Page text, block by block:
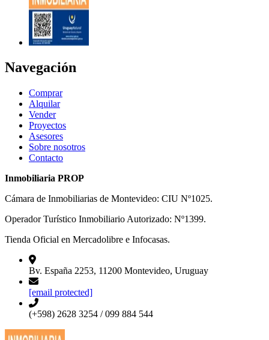
Navegación
Comprar
Alquilar
Vender
Proyectos
Asesores
Sobre nosotros
Contacto
Inmobiliaria PROP
Cámara de Inmobiliarias de Montevideo: CIU Nº1025.
Operador Turístico Inmobiliario Autorizado: Nº1399.
Tienda Oficial en Mercadolibre e Infocasas.
Bv. España 2253, 11200 Montevideo, Uruguay
[email protected]
(+598) 2628 3254 / 099 884 544